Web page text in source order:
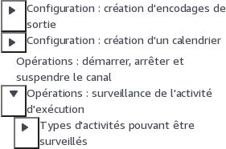
Configuration : création d'encodages de
sortie
Configuration : création d'un calendrier
Opérations : démarrer, arrêter et
suspendre le canal
Opérations : surveillance de l'activité
d'exécution
Types d'activités pouvant être
surveillés